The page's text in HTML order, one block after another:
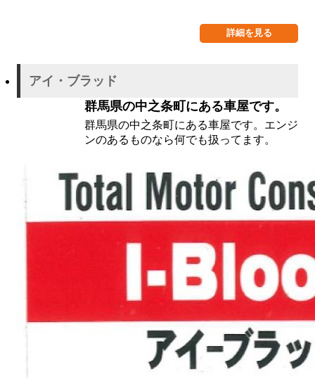
詳細を見る
アイ・ブラッド
群馬県の中之条町にある車屋です。
群馬県の中之条町にある車屋です。エンジ
ンのあるものなら何でも扱ってます。